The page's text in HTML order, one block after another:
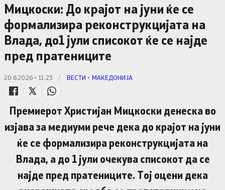
Мицкоски: До крајот на јуни ќе се
формализира реконструкцијата на
Влада, до1 јули списокот ќе се најде
пред пратениците
20.6.2026 • 11:23 / ВЕСТИ • МАКЕДОНИЈА
Премиерот Христијан Мицкоски денеска во
изјава за медиуми рече дека до крајот на јуни
ќе се формализира реконструкцијата на
Влада, а до 1 јули очекува списокот да се
најде пред пратениците. Тој оцени дека